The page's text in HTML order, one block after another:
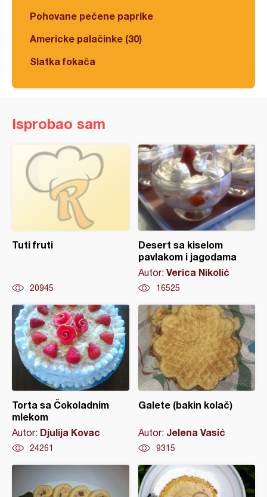
Pohovane pečene paprike
Americke palačinke (30)
Slatka fokača
Isprobao sam
Tuti fruti
20945
Desert sa kiselom
pavlakom i jagodama
Autor: Verica Nikolić
16525
Torta sa Čokoladnim
mlekom
Autor: Djulija Kovac
24261
Galete (bakin kolač)
Autor: Jelena Vasić
9315